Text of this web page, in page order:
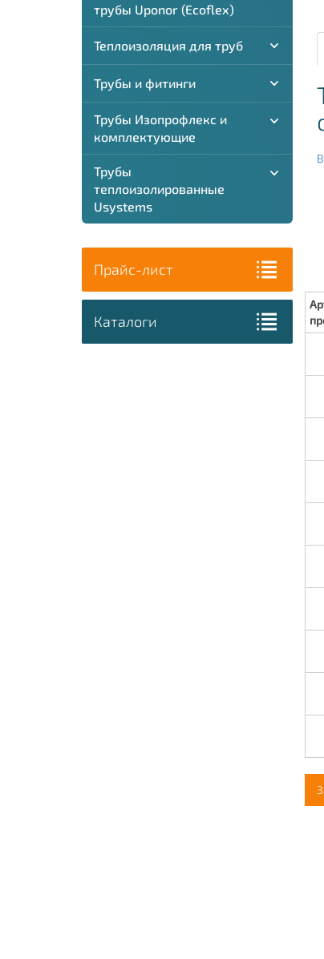
трубы Uponor (Ecoflex)
Теплоизоляция для труб
Трубы и фитинги
Трубы Изопрофлекс и
комплектующие
Трубы
теплоизолированные
Usystems
Прайс-лист
Каталоги